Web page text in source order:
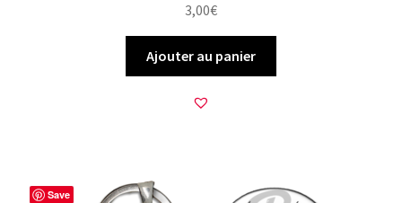
3,00€
Ajouter au panier
Save